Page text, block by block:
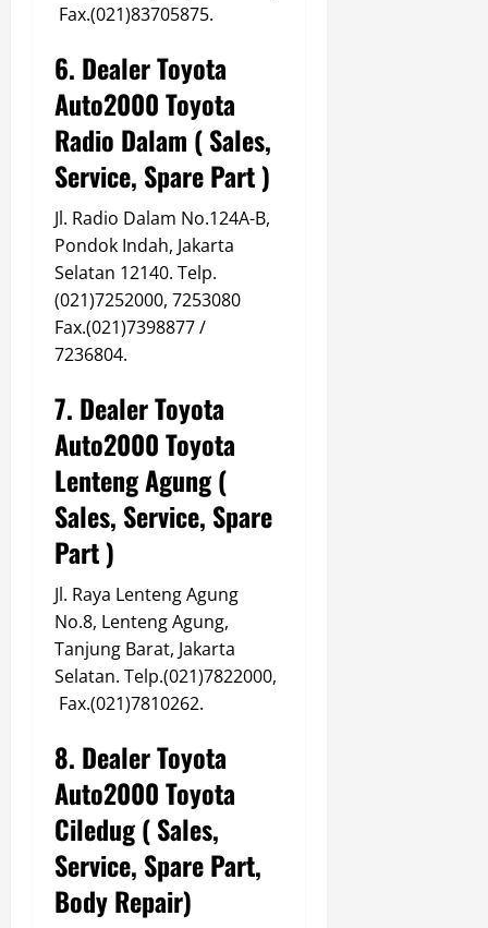
Fax.(021)83705875.
6. Dealer Toyota
Auto2000 Toyota
Radio Dalam ( Sales,
Service, Spare Part )
Jl. Radio Dalam No.124A-B,
Pondok Indah, Jakarta
Selatan 12140. Telp.
(021)7252000, 7253080
Fax.(021)7398877 /
7236804.
7. Dealer Toyota
Auto2000 Toyota
Lenteng Agung (
Sales, Service, Spare
Part )
Jl. Raya Lenteng Agung
No.8, Lenteng Agung,
Tanjung Barat, Jakarta
Selatan. Telp.(021)7822000,
Fax.(021)7810262.
8. Dealer Toyota
Auto2000 Toyota
Ciledug ( Sales,
Service, Spare Part,
Body Repair)